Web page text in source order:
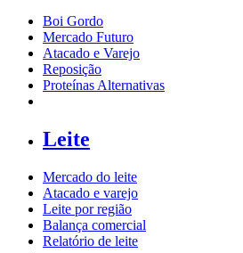
Boi Gordo
Mercado Futuro
Atacado e Varejo
Reposição
Proteínas Alternativas
Leite
Mercado do leite
Atacado e varejo
Leite por região
Balança comercial
Relatório de leite